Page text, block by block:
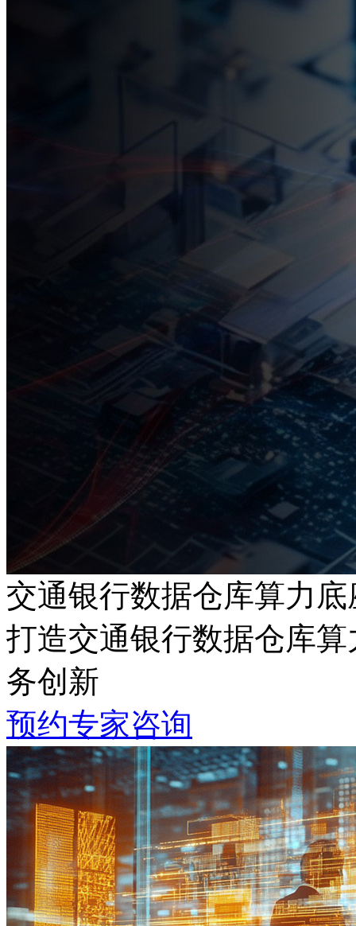
交通银行数据仓库算力底
打造交通银行数据仓库算
务创新
预约专家咨询